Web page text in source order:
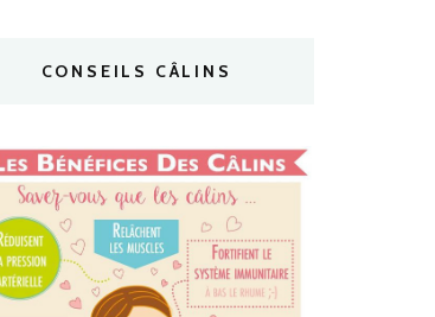
CONSEILS CÂLINS